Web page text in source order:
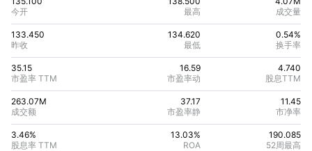
今开
最高
成交量
35.15
市盈率 TTM
16.59
市盈率动
4.740
股息TTM
0.54%
换手率
133.450
昨收
134.620
最低
263.07M
成交额
37.17
市盈率静
11.45
市净率
3.46%
股息率 TTM
13.03%
ROA
190.085
52周最高